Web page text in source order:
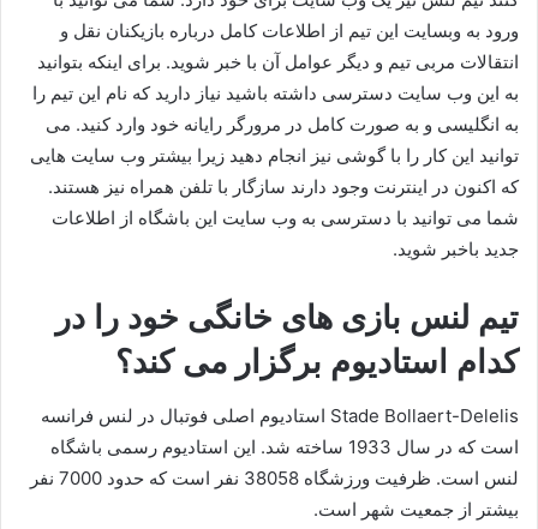
ورود به وبسایت این تیم از اطلاعات کامل درباره بازیکنان نقل و
انتقالات مربی تیم و دیگر عوامل آن با خبر شوید. برای اینکه بتوانید
به این وب سایت دسترسی داشته باشید نیاز دارید که نام این تیم را
به انگلیسی و به صورت کامل در مرورگر رایانه خود وارد کنید. می
توانید این کار را با گوشی نیز انجام دهید زیرا بیشتر وب سایت هایی
که اکنون در اینترنت وجود دارند سازگار با تلفن همراه نیز هستند.
شما می توانید با دسترسی به وب سایت این باشگاه از اطلاعات
جدید باخبر شوید.
تیم لنس بازی های خانگی خود را در
کدام استادیوم برگزار می کند؟
Stade Bollaert-Delelis استادیوم اصلی فوتبال در لنس فرانسه
است که در سال 1933 ساخته شد. این استادیوم رسمی باشگاه
لنس است. ظرفیت ورزشگاه 38058 نفر است که حدود 7000 نفر
بیشتر از جمعیت شهر است.